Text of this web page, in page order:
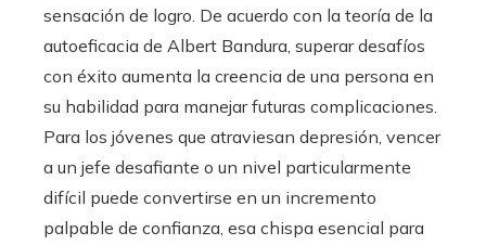
sensación de logro. De acuerdo con la teoría de la
autoeficacia de Albert Bandura, superar desafíos
con éxito aumenta la creencia de una persona en
su habilidad para manejar futuras complicaciones.
Para los jóvenes que atraviesan depresión, vencer
a un jefe desafiante o un nivel particularmente
difícil puede convertirse en un incremento
palpable de confianza, esa chispa esencial para